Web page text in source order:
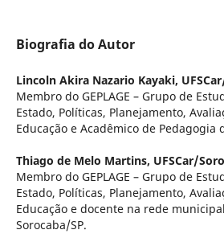
Biografia do Autor
Lincoln Akira Nazario Kayaki,
Membro do GEPLAGE – Grupo de
Estado, Políticas, Planejamento,
Educação e Acadêmico de Pedagogia
Thiago de Melo Martins, UFSCar/
Membro do GEPLAGE – Grupo de
Estado, Políticas, Planejamento,
Educação e docente na rede
Sorocaba/SP.